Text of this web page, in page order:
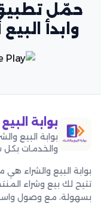
حمّل تطبيق
وابدأ
بوابة
بوابة البيع
والخدمات
بوابة البيع والشراء
تتيح لك بيع وشراء
بسهولة، مع وصول